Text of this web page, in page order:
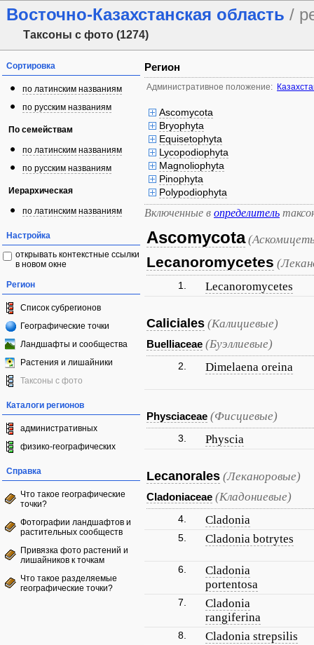
Восточно-Казахстанская область /
Таксоны с фото (1274)
Сортировка
по латинским названиям
по русским названиям
По семействам
по латинским названиям
по русским названиям
Иерархическая
по латинским названиям
Настройка
открывать контекстные ссылки
в новом окне
Регион
Список субрегионов
Географические точки
Ландшафты и сообщества
Растения и лишайники
Таксоны с фото
Каталоги регионов
административных
физико-географических
Справка
Что такое географические
точки?
Фотографии ландшафтов и
растительных сообществ
Привязка фото растений и
лишайников к точкам
Что такое разделяемые
географические точки?
Регион
Административное положение:
Ascomycota
Bryophyta
Equisetophyta
Lycopodiophyta
Magnoliophyta
Pinophyta
Polypodiophyta
Включенные в определитель
Ascomycota
Lecanoromycetes
1. Lecanoromycetes
Caliciales (Калициевые)
Buelliaceae (Буэллиевые)
2. Dimelaena oreina
Physciaceae (Фисциевые)
3. Physcia
Lecanorales (Леканоровые)
Cladoniaceae (Кладониевые)
4. Cladonia
5. Cladonia botrytes
6.
Cladonia
portentosa
7.
Cladonia
rangiferina
8. Cladonia strepsilis